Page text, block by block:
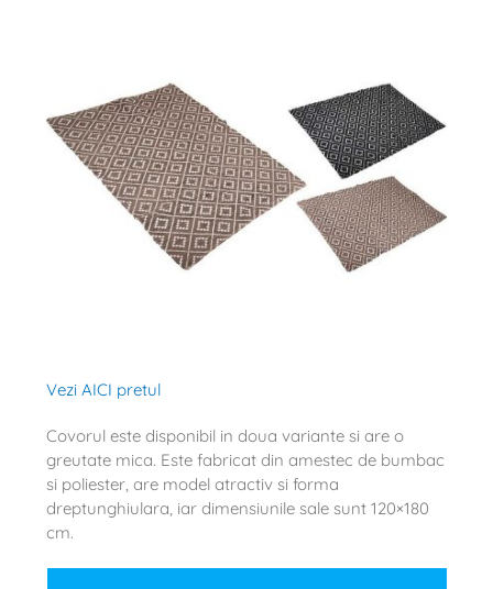
Vezi AICI pretul
Covorul este disponibil in doua variante si are o
greutate mica. Este fabricat din amestec de bumbac
si poliester, are model atractiv si forma
dreptunghiulara, iar dimensiunile sale sunt 120×180
cm.